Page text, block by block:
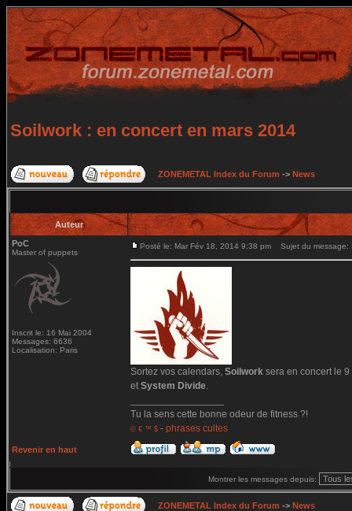
Soilwork : en concert en mars 2014
ZONEMETAL Index du Forum -> News
Auteur
PoC
Master of puppets
Inscrit le: 16 Mai 2004
Messages: 6636
Localisation: Paris
Posté le: Mar Fév 18, 2014 9:38 pm Sujet du message:
Sortez vos calendars, Soilwork sera en concert le
et System Divide.
Tu la sens cette bonne odeur de fitness ?!
© € ™ $ - phrases cultes
Revenir en haut
Montrer les messages depuis:
ZONEMETAL Index du Forum -> News